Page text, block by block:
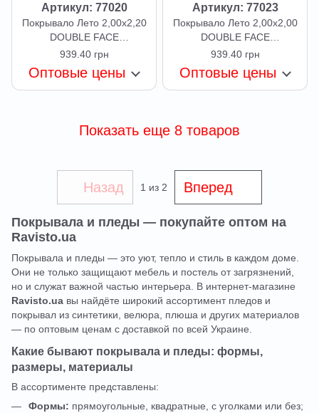
Артикул: 77020
Покрывало Лето 2,00х2,20
DOUBLE FACE
Nirvana+Porpoise ZIGZAG
BIG в сумке TM ARCLOUD
939.40 грн
Оптовые цены
Артикул: 77023
Покрывало Лето 2,00x2,00
DOUBLE FACE
Satelite+Infinity ZIGZAG BIG
в сумке ТМ ARCLOUD
939.40 грн
Оптовые цены
Показать еще 8 товаров
Назад 1 из 2 Вперед
Покрывала и пледы — покупайте оптом на
Ravisto.ua
Покрывала и пледы — это уют, тепло и стиль в каждом доме.
Они не только защищают мебель и постель от загрязнений,
но и служат важной частью интерьера. В интернет-магазине
Ravisto.ua вы найдёте широкий ассортимент пледов и
покрывал из синтетики, велюра, плюша и других материалов
— по оптовым ценам с доставкой по всей Украине.
Какие бывают покрывала и пледы: формы,
размеры, материалы
В ассортименте представлены:
Формы: прямоугольные, квадратные, с уголками или без;